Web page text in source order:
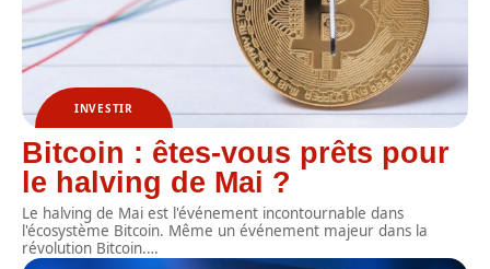
INVESTIR
Bitcoin : êtes-vous prêts pour
le halving de Mai ?
Le halving de Mai est l'événement incontournable dans
l'écosystème Bitcoin. Même un événement majeur dans la
révolution Bitcoin.…